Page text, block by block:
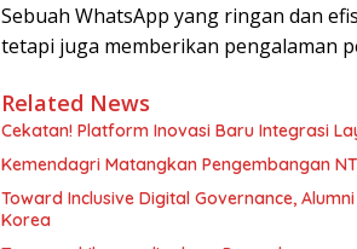
Sebuah WhatsApp yang ringan dan
tetapi juga memberikan pengalaman
Related News
Cekatan! Platform Inovasi Baru Integrasi
Kemendagri Matangkan Pengembangan
Toward Inclusive Digital Governance,
Korea